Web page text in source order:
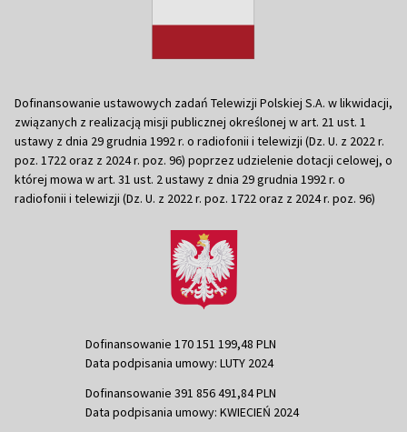
Dofinansowanie ustawowych zadań Telewizji Polskiej S.A. w likwidacji,
związanych z realizacją misji publicznej określonej w art. 21 ust. 1
ustawy z dnia 29 grudnia 1992 r. o radiofonii i telewizji (Dz. U. z 2022 r.
poz. 1722 oraz z 2024 r. poz. 96) poprzez udzielenie dotacji celowej, o
której mowa w art. 31 ust. 2 ustawy z dnia 29 grudnia 1992 r. o
radiofonii i telewizji (Dz. U. z 2022 r. poz. 1722 oraz z 2024 r. poz. 96)
Dofinansowanie 170 151 199,48 PLN
Data podpisania umowy: LUTY 2024
Dofinansowanie 391 856 491,84 PLN
Data podpisania umowy: KWIECIEŃ 2024